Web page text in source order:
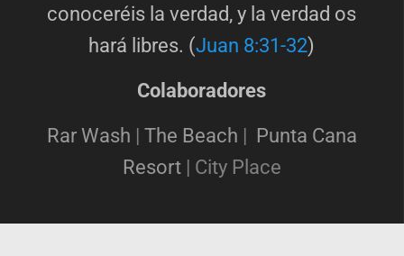
conoceréis la verdad, y la verdad os
hará libres. (Juan 8:31-32)
Colaboradores
Rar Wash | The Beach | Punta Cana
Resort| City Place